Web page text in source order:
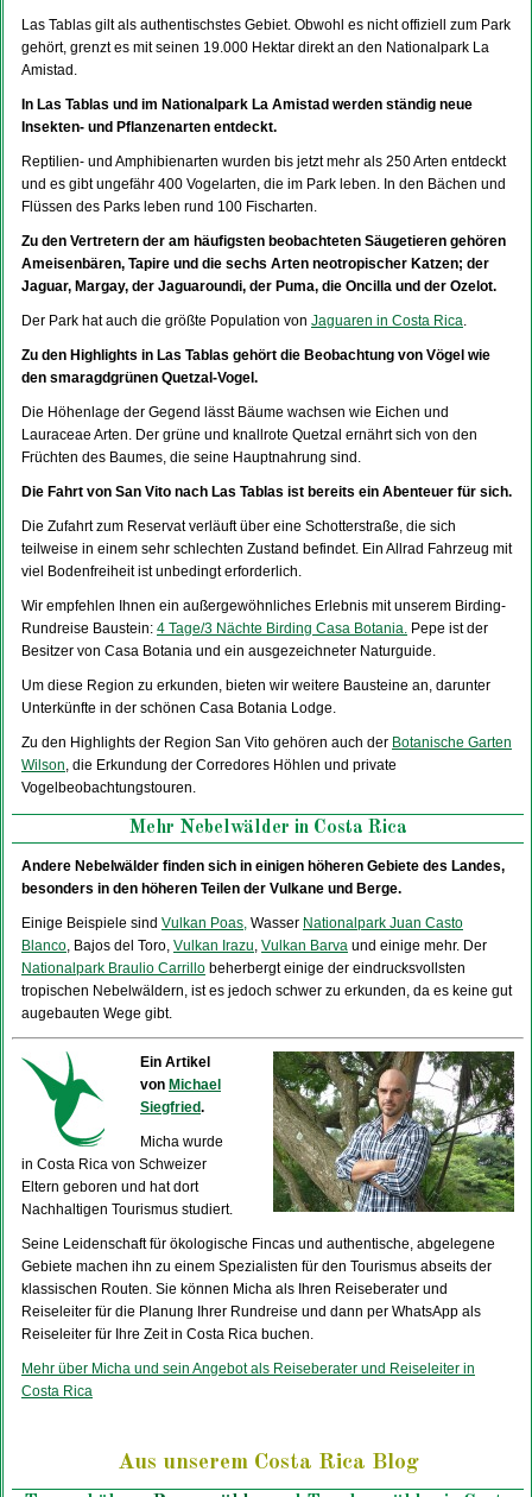
Las Tablas gilt als authentischstes Gebiet. Obwohl es nicht offiziell zum Park
gehört, grenzt es mit seinen 19.000 Hektar direkt an den Nationalpark La
Amistad.
In Las Tablas und im Nationalpark La Amistad werden ständig neue
Insekten- und Pflanzenarten entdeckt.
Reptilien- und Amphibienarten wurden bis jetzt mehr als 250 Arten entdeckt
und es gibt ungefähr 400 Vogelarten, die im Park leben. In den Bächen und
Flüssen des Parks leben rund 100 Fischarten.
Zu den Vertretern der am häufigsten beobachteten Säugetieren gehören
Ameisenbären, Tapire und die sechs Arten neotropischer Katzen; der
Jaguar, Margay, der Jaguaroundi, der Puma, die Oncilla und der Ozelot.
Der Park hat auch die größte Population von Jaguaren in Costa Rica.
Zu den Highlights in Las Tablas gehört die Beobachtung von Vögel wie
den smaragdgrünen Quetzal-Vogel.
Die Höhenlage der Gegend lässt Bäume wachsen wie Eichen und
Lauraceae Arten. Der grüne und knallrote Quetzal ernährt sich von den
Früchten des Baumes, die seine Hauptnahrung sind.
Die Fahrt von San Vito nach Las Tablas ist bereits ein Abenteuer für sich.
Die Zufahrt zum Reservat verläuft über eine Schotterstraße, die sich
teilweise in einem sehr schlechten Zustand befindet. Ein Allrad Fahrzeug mit
viel Bodenfreiheit ist unbedingt erforderlich.
Wir empfehlen Ihnen ein außergewöhnliches Erlebnis mit unserem Birding-
Rundreise Baustein: 4 Tage/3 Nächte Birding Casa Botania. Pepe ist der
Besitzer von Casa Botania und ein ausgezeichneter Naturguide.
Um diese Region zu erkunden, bieten wir weitere Bausteine an, darunter
Unterkünfte in der schönen Casa Botania Lodge.
Zu den Highlights der Region San Vito gehören auch der Botanische Garten
Wilson, die Erkundung der Corredores Höhlen und private
Vogelbeobachtungstouren.
Mehr Nebelwälder in Costa Rica
Andere Nebelwälder finden sich in einigen höheren Gebiete des Landes,
besonders in den höheren Teilen der Vulkane und Berge.
Einige Beispiele sind Vulkan Poas, Wasser Nationalpark Juan Casto
Blanco, Bajos del Toro, Vulkan Irazu, Vulkan Barva und einige mehr. Der
Nationalpark Braulio Carrillo beherbergt einige der eindrucksvollsten
tropischen Nebelwäldern, ist es jedoch schwer zu erkunden, da es keine gut
augebauten Wege gibt.
Ein Artikel
von Michael
Siegfried.
Micha wurde
in Costa Rica von Schweizer
Eltern geboren und hat dort
Nachhaltigen Tourismus studiert.
Seine Leidenschaft für ökologische Fincas und authentische, abgelegene
Gebiete machen ihn zu einem Spezialisten für den Tourismus abseits der
klassischen Routen. Sie können Micha als Ihren Reiseberater und
Reiseleiter für die Planung Ihrer Rundreise und dann per WhatsApp als
Reiseleiter für Ihre Zeit in Costa Rica buchen.
Mehr über Micha und sein Angebot als Reiseberater und Reiseleiter in
Costa Rica
Aus unserem Costa Rica Blog